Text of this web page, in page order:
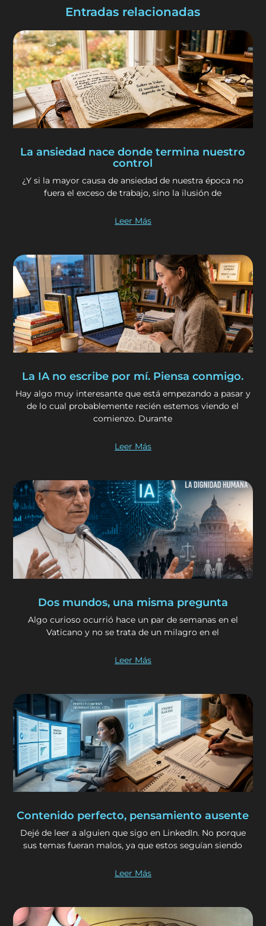
Entradas relacionadas
La ansiedad nace donde termina nuestro
control
¿Y si la mayor causa de ansiedad de nuestra época no
fuera el exceso de trabajo, sino la ilusión de
Leer Más
La IA no escribe por mí. Piensa conmigo.
Hay algo muy interesante que está empezando a pasar y
de lo cual probablemente recién estemos viendo el
comienzo. Durante
Leer Más
Dos mundos, una misma pregunta
Algo curioso ocurrió hace un par de semanas en el
Vaticano y no se trata de un milagro en el
Leer Más
Contenido perfecto, pensamiento ausente
Dejé de leer a alguien que sigo en LinkedIn. No porque
sus temas fueran malos, ya que estos seguían siendo
Leer Más